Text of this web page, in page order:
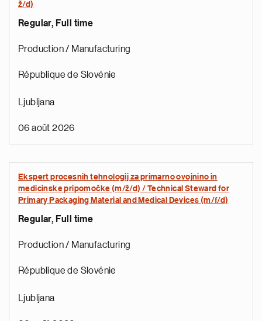
ž/d)
Regular, Full time
Production / Manufacturing
République de Slovénie
Ljubljana
06 août 2026
Ekspert procesnih tehnologij za primarno ovojnino in
medicinske pripomočke (m/ž/d) / Technical Steward for
Primary Packaging Material and Medical Devices (m/f/d)
Regular, Full time
Production / Manufacturing
République de Slovénie
Ljubljana